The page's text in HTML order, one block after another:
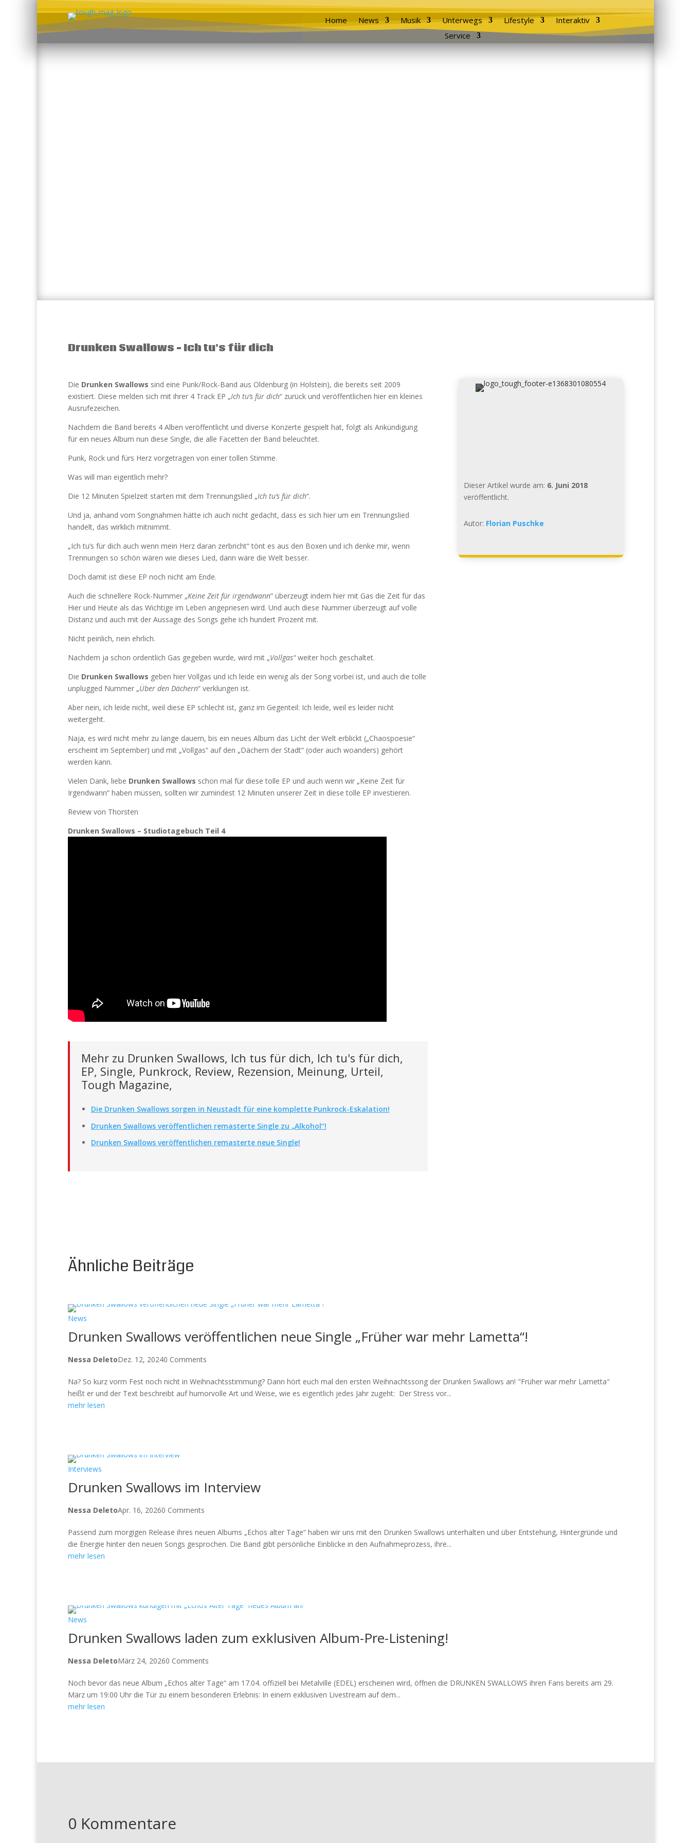
Home News Musik Unterwegs Lifestyle
Interaktiv
Service
Drunken Swallows – Ich tu’s für dich
Die Drunken Swallows sind eine Punk/Rock-Band aus Oldenburg (in Holstein), die bereits seit 2009
existiert. Diese melden sich mit ihrer 4 Track EP „Ich tu‘s für dich“ zurück und veröffentlichen hier ein kleines
Ausrufezeichen.
Nachdem die Band bereits 4 Alben veröffentlicht und diverse Konzerte gespielt hat, folgt als Ankündigung
für ein neues Album nun diese Single, die alle Facetten der Band beleuchtet.
Punk, Rock und fürs Herz vorgetragen von einer tollen Stimme.
Was will man eigentlich mehr?
Die 12 Minuten Spielzeit starten mit dem Trennungslied „Ich tu‘s für dich“.
Und ja, anhand vom Songnahmen hätte ich auch nicht gedacht, dass es sich hier um ein Trennungslied
handelt, das wirklich mitnimmt.
„Ich tu‘s für dich auch wenn mein Herz daran zerbricht“ tönt es aus den Boxen und ich denke mir, wenn
Trennungen so schön wären wie dieses Lied, dann wäre die Welt besser.
Doch damit ist diese EP noch nicht am Ende.
Auch die schnellere Rock-Nummer „Keine Zeit für irgendwann“ überzeugt indem hier mit Gas die Zeit für das
Hier und Heute als das Wichtige im Leben angepriesen wird. Und auch diese Nummer überzeugt auf volle
Distanz und auch mit der Aussage des Songs gehe ich hundert Prozent mit.
Nicht peinlich, nein ehrlich.
Nachdem ja schon ordentlich Gas gegeben wurde, wird mit „Vollgas“weiter hoch geschaltet.
Die Drunken Swallows geben hier Vollgas und ich leide ein wenig als der Song vorbei ist, und auch die tolle
unplugged Nummer „Über den Dächern“ verklungen ist.
Aber nein, ich leide nicht, weil diese EP schlecht ist, ganz im Gegenteil: Ich leide, weil es leider nicht
weitergeht.
Naja, es wird nicht mehr zu lange dauern, bis ein neues Album das Licht der Welt erblickt („Chaospoesie“
erscheint im September) und mit „Vollgas“ auf den „Dächern der Stadt“ (oder auch woanders) gehört
werden kann.
Vielen Dank, liebe Drunken Swallows schon mal für diese tolle EP und auch wenn wir „Keine Zeit für
Irgendwann“ haben müssen, sollten wir zumindest 12 Minuten unserer Zeit in diese tolle EP investieren.
Review von Thorsten
Drunken Swallows – Studiotagebuch Teil 4
Mehr zu Drunken Swallows, Ich tus für dich, Ich tu's für dich,
EP, Single, Punkrock, Review, Rezension, Meinung, Urteil,
Tough Magazine,
Die Drunken Swallows sorgen in Neustadt für eine komplette Punkrock-Eskalation!
Drunken Swallows veröffentlichen remasterte Single zu „Alkohol“!
Drunken Swallows veröffentlichen remasterte neue Single!
Dieser Artikel wurde am: 6. Juni 2018
veröffentlicht.
Autor: Florian Puschke
Ähnliche Beiträge
News
Drunken Swallows veröffentlichen neue Single „Früher war mehr Lametta“!
Nessa DeletoDez. 12, 20240 Comments
Na? So kurz vorm Fest noch nicht in Weihnachtsstimmung? Dann hört euch mal den ersten Weihnachtssong der Drunken Swallows an! "Früher war mehr Lametta"
heißt er und der Text beschreibt auf humorvolle Art und Weise, wie es eigentlich jedes Jahr zugeht: Der Stress vor...
mehr lesen
Interviews
Drunken Swallows im Interview
Nessa DeletoApr. 16, 20260 Comments
Passend zum morgigen Release ihres neuen Albums „Echos alter Tage“ haben wir uns mit den Drunken Swallows unterhalten und über Entstehung, Hintergründe und
die Energie hinter den neuen Songs gesprochen. Die Band gibt persönliche Einblicke in den Aufnahmeprozess, ihre...
mehr lesen
News
Drunken Swallows laden zum exklusiven Album-Pre-Listening!
Nessa DeletoMärz 24, 20260 Comments
Noch bevor das neue Album „Echos alter Tage“ am 17.04. offiziell bei Metalville (EDEL) erscheinen wird, öffnen die DRUNKEN SWALLOWS ihren Fans bereits am 29.
März um 19:00 Uhr die Tür zu einem besonderen Erlebnis: In einem exklusiven Livestream auf dem...
mehr lesen
0 Kommentare